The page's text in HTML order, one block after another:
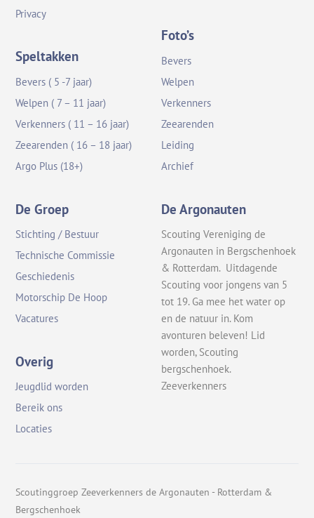
Privacy
Speltakken
Bevers ( 5 -7 jaar)
Welpen ( 7 – 11 jaar)
Verkenners ( 11 – 16 jaar)
Zeearenden ( 16 – 18 jaar)
Argo Plus (18+)
Foto’s
Bevers
Welpen
Verkenners
Zeearenden
Leiding
Archief
De Groep
Stichting / Bestuur
Technische Commissie
Geschiedenis
Motorschip De Hoop
Vacatures
Overig
Jeugdlid worden
Bereik ons
Locaties
De Argonauten
Scouting Vereniging de
Argonauten in Bergschenhoek
& Rotterdam. Uitdagende
Scouting voor jongens van 5
tot 19. Ga mee het water op
en de natuur in. Kom
avonturen beleven! Lid
worden, Scouting
bergschenhoek.
Zeeverkenners
Scoutinggroep Zeeverkenners de Argonauten - Rotterdam &
Bergschenhoek